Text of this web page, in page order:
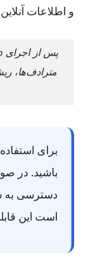
مترادف‌ها،
باشید. در
دسترسی به
است این